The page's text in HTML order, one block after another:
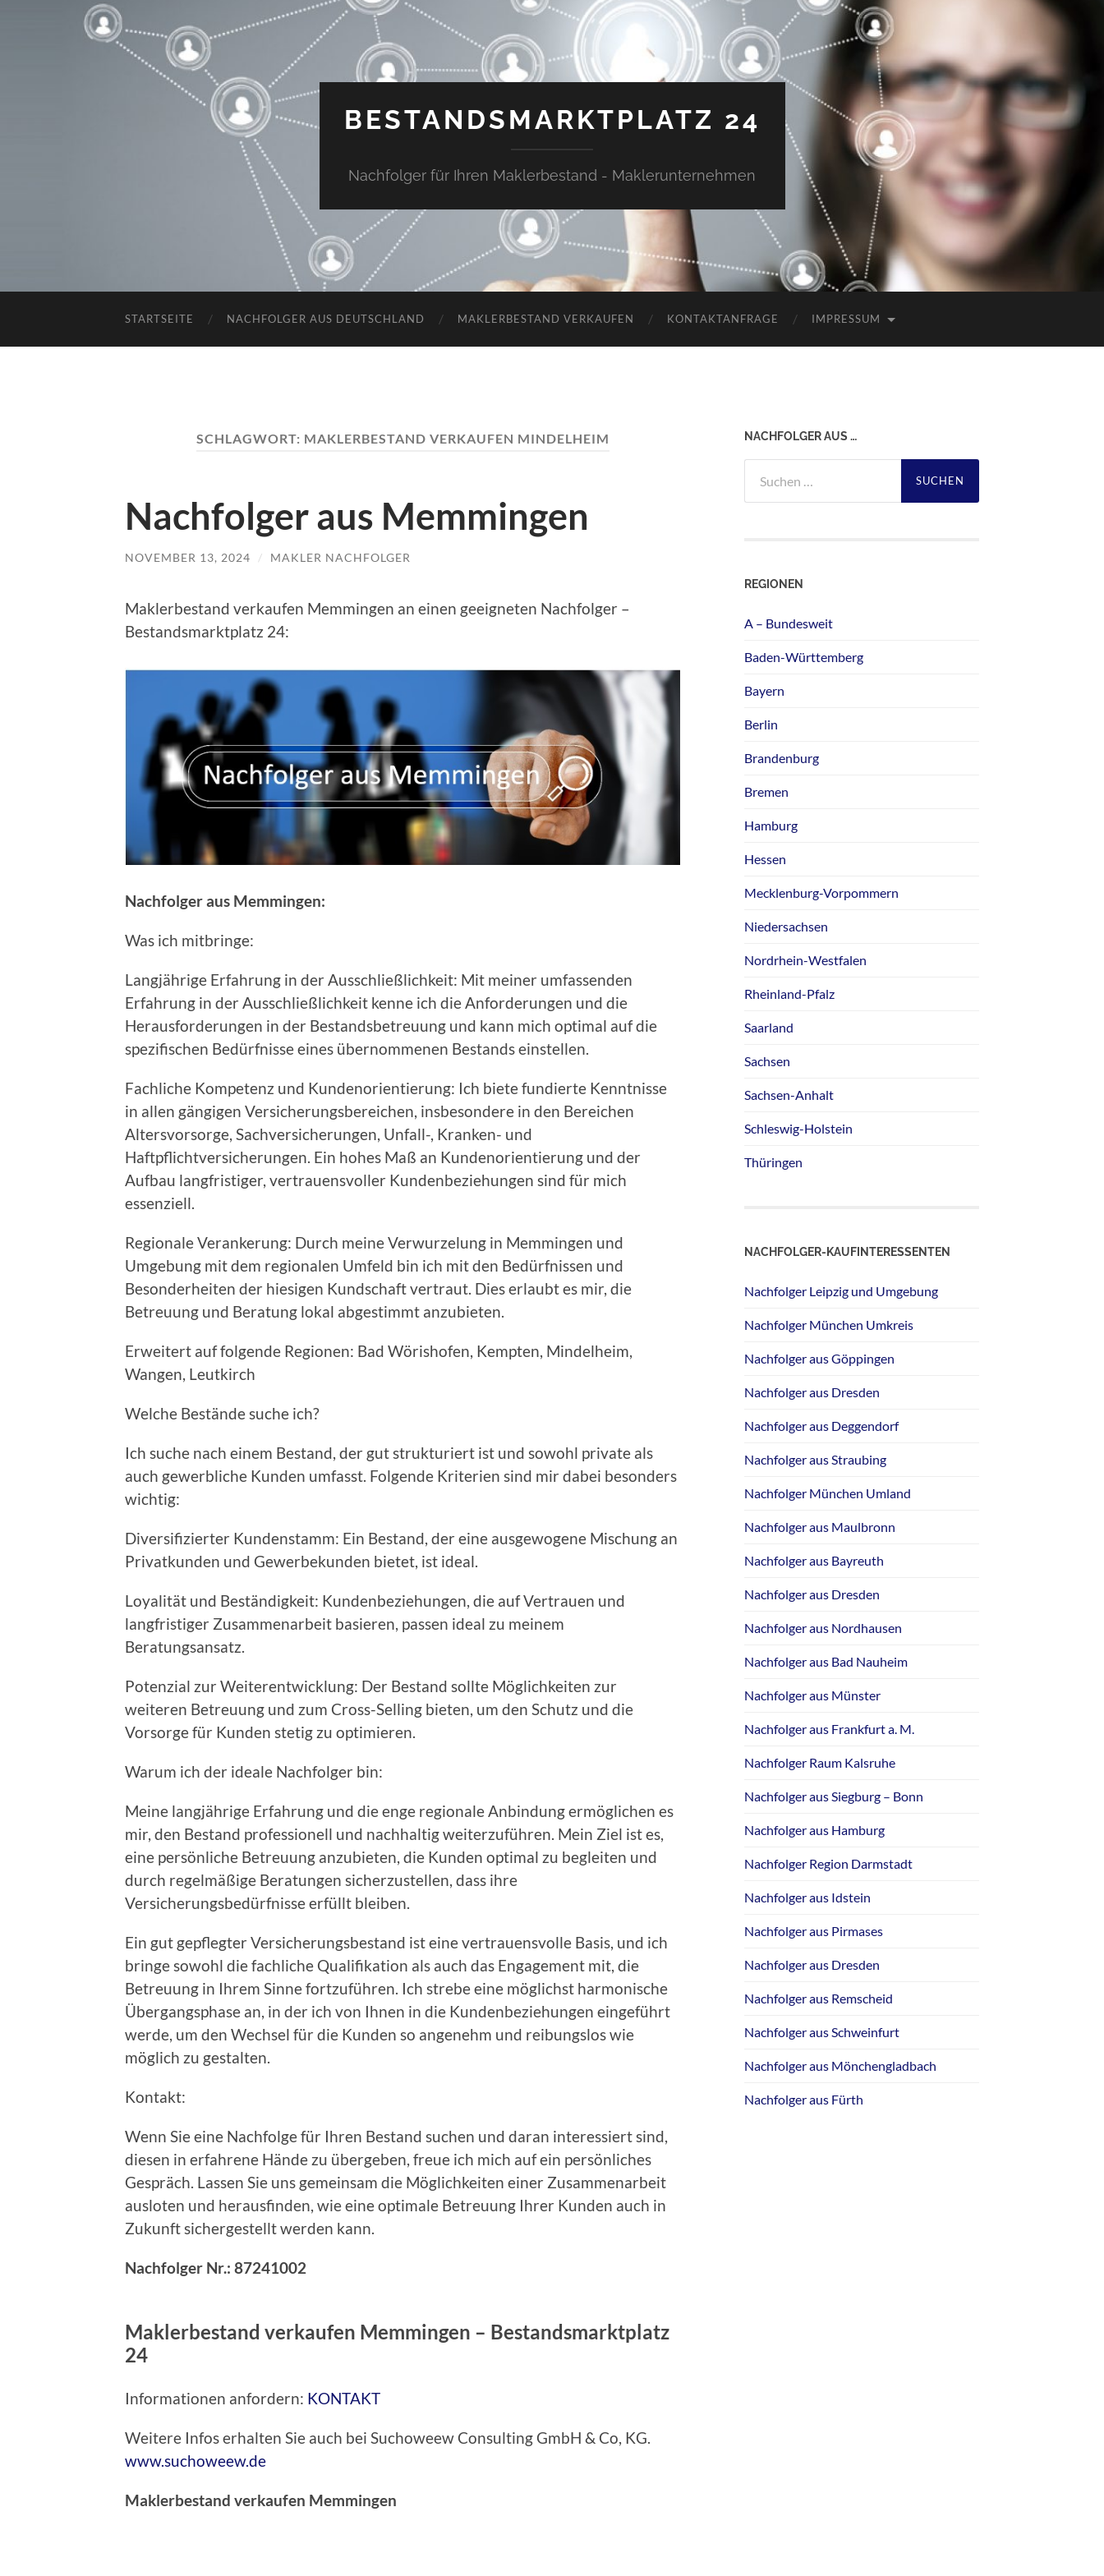
BESTANDSMARKTPLATZ 24
Nachfolger für Ihren Maklerbestand - Maklerunternehmen
STARTSEITE NACHFOLGER AUS DEUTSCHLAND MAKLERBESTAND VERKAUFEN KONTAKTANFRAGE IMPRESSUM
SCHLAGWORT: MAKLERBESTAND VERKAUFEN MINDELHEIM
Nachfolger aus Memmingen
NOVEMBER 13, 2024 / MAKLER NACHFOLGER
Maklerbestand verkaufen Memmingen an einen geeigneten Nachfolger –
Bestandsmarktplatz 24:
Nachfolger aus Memmingen:
Was ich mitbringe:
Langjährige Erfahrung in der Ausschließlichkeit: Mit meiner umfassenden
Erfahrung in der Ausschließlichkeit kenne ich die Anforderungen und die
Herausforderungen in der Bestandsbetreuung und kann mich optimal auf die
spezifischen Bedürfnisse eines übernommenen Bestands einstellen.
Fachliche Kompetenz und Kundenorientierung: Ich biete fundierte Kenntnisse
in allen gängigen Versicherungsbereichen, insbesondere in den Bereichen
Altersvorsorge, Sachversicherungen, Unfall-, Kranken- und
Haftpflichtversicherungen. Ein hohes Maß an Kundenorientierung und der
Aufbau langfristiger, vertrauensvoller Kundenbeziehungen sind für mich
essenziell.
Regionale Verankerung: Durch meine Verwurzelung in Memmingen und
Umgebung mit dem regionalen Umfeld bin ich mit den Bedürfnissen und
Besonderheiten der hiesigen Kundschaft vertraut. Dies erlaubt es mir, die
Betreuung und Beratung lokal abgestimmt anzubieten.
Erweitert auf folgende Regionen: Bad Wörishofen, Kempten, Mindelheim,
Wangen, Leutkirch
Welche Bestände suche ich?
Ich suche nach einem Bestand, der gut strukturiert ist und sowohl private als
auch gewerbliche Kunden umfasst. Folgende Kriterien sind mir dabei besonders
wichtig:
Diversifizierter Kundenstamm: Ein Bestand, der eine ausgewogene Mischung an
Privatkunden und Gewerbekunden bietet, ist ideal.
Loyalität und Beständigkeit: Kundenbeziehungen, die auf Vertrauen und
langfristiger Zusammenarbeit basieren, passen ideal zu meinem
Beratungsansatz.
Potenzial zur Weiterentwicklung: Der Bestand sollte Möglichkeiten zur
weiteren Betreuung und zum Cross-Selling bieten, um den Schutz und die
Vorsorge für Kunden stetig zu optimieren.
Warum ich der ideale Nachfolger bin:
Meine langjährige Erfahrung und die enge regionale Anbindung ermöglichen es
mir, den Bestand professionell und nachhaltig weiterzuführen. Mein Ziel ist es,
eine persönliche Betreuung anzubieten, die Kunden optimal zu begleiten und
durch regelmäßige Beratungen sicherzustellen, dass ihre
Versicherungsbedürfnisse erfüllt bleiben.
Ein gut gepflegter Versicherungsbestand ist eine vertrauensvolle Basis, und ich
bringe sowohl die fachliche Qualifikation als auch das Engagement mit, die
Betreuung in Ihrem Sinne fortzuführen. Ich strebe eine möglichst harmonische
Übergangsphase an, in der ich von Ihnen in die Kundenbeziehungen eingeführt
werde, um den Wechsel für die Kunden so angenehm und reibungslos wie
möglich zu gestalten.
Kontakt:
Wenn Sie eine Nachfolge für Ihren Bestand suchen und daran interessiert sind,
diesen in erfahrene Hände zu übergeben, freue ich mich auf ein persönliches
Gespräch. Lassen Sie uns gemeinsam die Möglichkeiten einer Zusammenarbeit
ausloten und herausfinden, wie eine optimale Betreuung Ihrer Kunden auch in
Zukunft sichergestellt werden kann.
Nachfolger Nr.: 87241002
Maklerbestand verkaufen Memmingen – Bestandsmarktplatz
24
Informationen anfordern: KONTAKT
Weitere Infos erhalten Sie auch bei Suchoweew Consulting GmbH & Co, KG.
www.suchoweew.de
Maklerbestand verkaufen Memmingen
NACHFOLGER AUS …
nach:
REGIONEN
A – Bundesweit
Baden-Württemberg
Bayern
Berlin
Brandenburg
Bremen
Hamburg
Hessen
Mecklenburg-Vorpommern
Niedersachsen
Nordrhein-Westfalen
Rheinland-Pfalz
Saarland
Sachsen
Sachsen-Anhalt
Schleswig-Holstein
Thüringen
NACHFOLGER-KAUFINTERESSENTEN
Nachfolger Leipzig und Umgebung
Nachfolger München Umkreis
Nachfolger aus Göppingen
Nachfolger aus Dresden
Nachfolger aus Deggendorf
Nachfolger aus Straubing
Nachfolger München Umland
Nachfolger aus Maulbronn
Nachfolger aus Bayreuth
Nachfolger aus Dresden
Nachfolger aus Nordhausen
Nachfolger aus Bad Nauheim
Nachfolger aus Münster
Nachfolger aus Frankfurt a. M.
Nachfolger Raum Kalsruhe
Nachfolger aus Siegburg – Bonn
Nachfolger aus Hamburg
Nachfolger Region Darmstadt
Nachfolger aus Idstein
Nachfolger aus Pirmases
Nachfolger aus Dresden
Nachfolger aus Remscheid
Nachfolger aus Schweinfurt
Nachfolger aus Mönchengladbach
Nachfolger aus Fürth